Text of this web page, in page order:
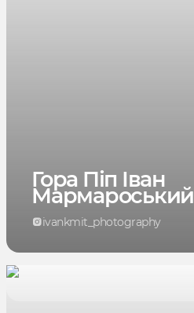
Гора Піп Іван
Мармароський
ivankmit_photography